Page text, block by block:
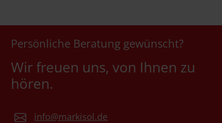
Persönliche Beratung gewünscht?
Wir freuen uns, von Ihnen zu
hören.
info@markisol.de